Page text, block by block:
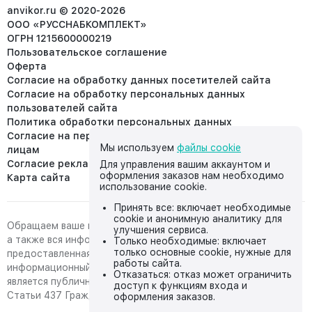
anvikor.ru © 2020-2026
ООО «РУССНАБКОМПЛЕКТ»
ОГРН 1215600000219
Пользовательское соглашение
Оферта
Согласие на обработку данных посетителей сайта
Согласие на обработку персональных данных
пользователей сайта
Политика обработки персональных данных
Согласие на передачу персональных данных третьим
лицам
Согласие реклама
Карта сайта
Обращаем ваше внимание на то, что данный интернет-сайт,
а также вся информация о товарах и ценах,
предоставленная на нём, носит исключительно
информационный характер и ни при каких условиях не
является публичной офертой, определяемой положениями
Статьи 437 Гражданского кодекса Российской Федерации.
Мы используем файлы cookie
Для управления вашим аккаунтом и
оформления заказов нам необходимо
использование cookie.
Принять все: включает необходимые
cookie и анонимную аналитику для
улучшения сервиса.
Только необходимые: включает
только основные cookie, нужные для
работы сайта.
Отказаться: отказ может ограничить
доступ к функциям входа и
оформления заказов.